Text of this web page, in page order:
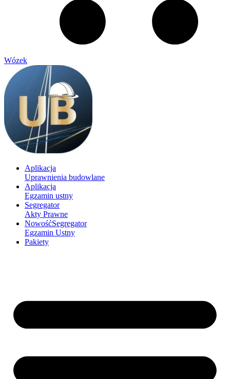
Wózek
Aplikacja
Uprawnienia budowlane
Aplikacja
Egzamin ustny
Segregator
Akty Prawne
NowośćSegregator
Egzamin Ustny
Pakiety